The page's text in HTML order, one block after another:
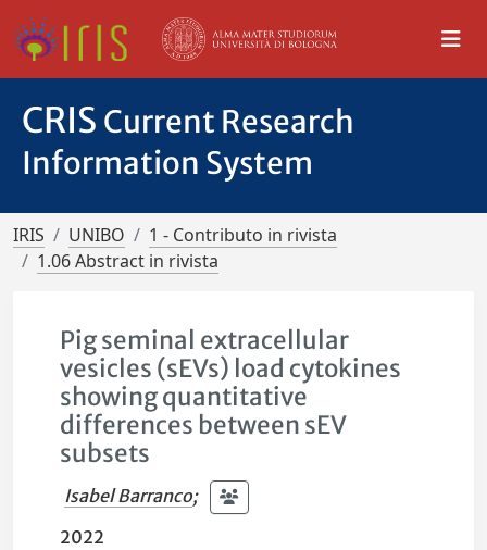
CRIS Current Research
Information System
IRIS UNIBO
1 - Contributo in rivista
1.06 Abstract in rivista
Pig seminal extracellular
vesicles (sEVs) load cytokines
showing quantitative
differences between sEV
subsets
Isabel Barranco;
2022